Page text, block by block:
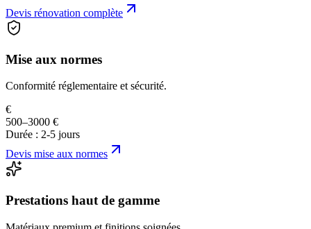
Devis rénovation complète
Mise aux normes
Conformité réglementaire et sécurité.
€
500–3000 €
Durée : 2-5 jours
Devis mise aux normes
Prestations haut de gamme